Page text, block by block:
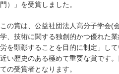
門）」を受賞しました。
この賞は、公益社団法人高分子学会(
学、技術に関する独創的かつ優れた
労を顕彰することを目的に制定」し
近い歴史のある極めて重要な賞です
ての受賞者となります。